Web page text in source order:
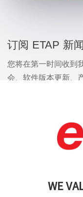
WE
订阅 ETAP 新闻
您将在第一时间收到
会、软件版本更新、
联系我们 | 使